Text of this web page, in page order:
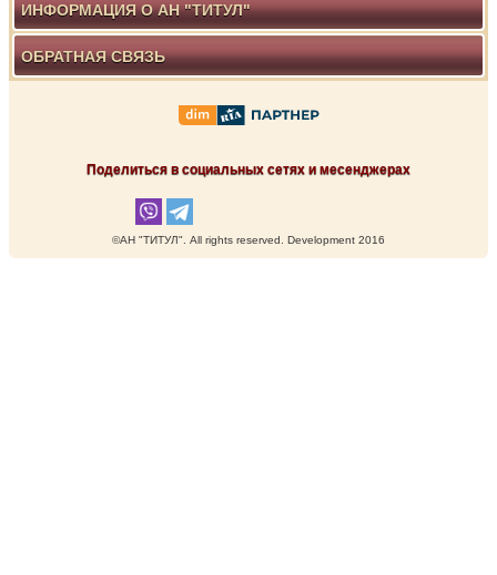
ИНФОРМАЦИЯ О АН "ТИТУЛ"
ОБРАТНАЯ СВЯЗЬ
Поделиться в социальных сетях и месенджерах
©АН "ТИТУЛ". Аll rights reserved. Development 2016